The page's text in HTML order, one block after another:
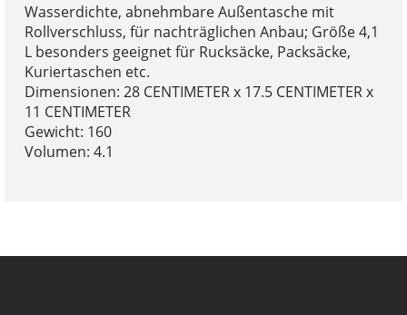
Wasserdichte, abnehmbare Außentasche mit
Rollverschluss, für nachträglichen Anbau; Größe 4,1
L besonders geeignet für Rucksäcke, Packsäcke,
Kuriertaschen etc.
Dimensionen: 28 CENTIMETER x 17.5 CENTIMETER x
11 CENTIMETER
Gewicht: 160
Volumen: 4.1